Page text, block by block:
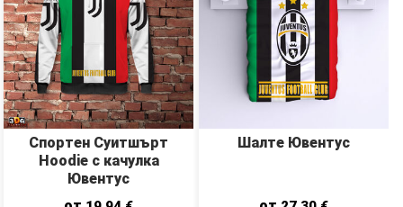
Спортен Суитшърт
Hoodie с качулка
Ювентус
Шалте Ювентус